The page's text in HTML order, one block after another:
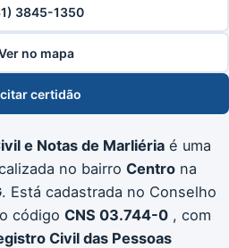
3845-1350
no mapa
certidão
e Notas de Marliéria é uma
no bairro Centro na
. Está cadastrada no Conselho
código CNS 03.744-0 , com
Civil das Pessoas